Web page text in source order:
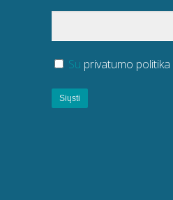
Su privatumo politika